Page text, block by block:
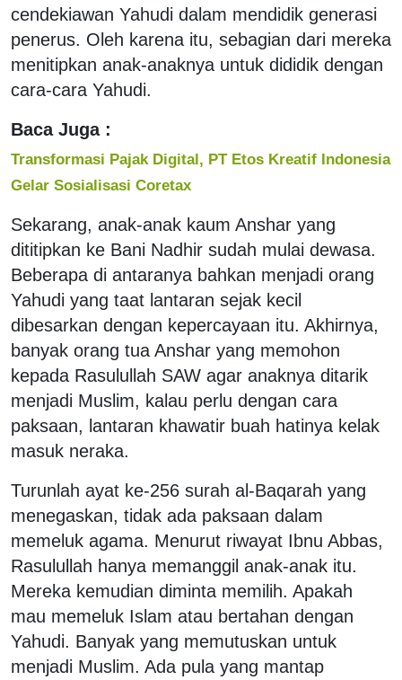
cendekiawan Yahudi dalam mendidik generasi
penerus. Oleh karena itu, sebagian dari mereka
menitipkan anak-anaknya untuk dididik dengan
cara-cara Yahudi.
Baca Juga :
Transformasi Pajak Digital, PT Etos Kreatif Indonesia
Gelar Sosialisasi Coretax
Sekarang, anak-anak kaum Anshar yang
dititipkan ke Bani Nadhir sudah mulai dewasa.
Beberapa di antaranya bahkan menjadi orang
Yahudi yang taat lantaran sejak kecil
dibesarkan dengan kepercayaan itu. Akhirnya,
banyak orang tua Anshar yang memohon
kepada Rasulullah SAW agar anaknya ditarik
menjadi Muslim, kalau perlu dengan cara
paksaan, lantaran khawatir buah hatinya kelak
masuk neraka.
Turunlah ayat ke-256 surah al-Baqarah yang
menegaskan, tidak ada paksaan dalam
memeluk agama. Menurut riwayat Ibnu Abbas,
Rasulullah hanya memanggil anak-anak itu.
Mereka kemudian diminta memilih. Apakah
mau memeluk Islam atau bertahan dengan
Yahudi. Banyak yang memutuskan untuk
menjadi Muslim. Ada pula yang mantap